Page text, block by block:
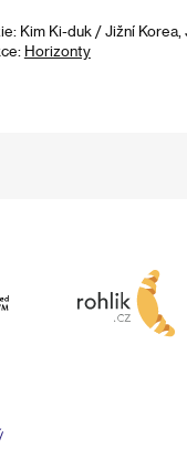
Kim Ki-duk / Jižní
Horizonty